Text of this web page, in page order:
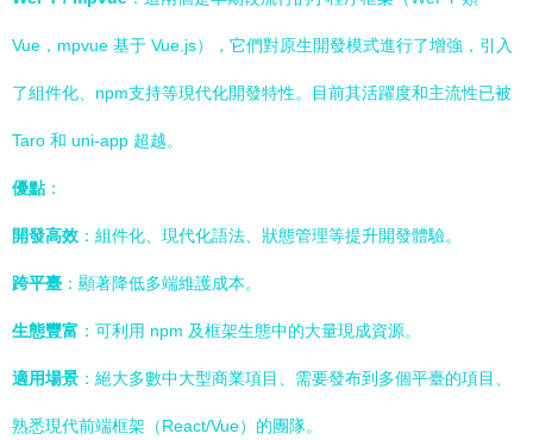
Vue，mpvue 基于 Vue.js），它們對原生開發模式進行了增強，引入
了組件化、npm支持等現代化開發特性。目前其活躍度和主流性已被
Taro 和 uni-app 超越。
優點：
開發高效 ：組件化、現代化語法、狀態管理等提升開發體驗。
跨平臺 ：顯著降低多端維護成本。
生態豐富 ：可利用 npm 及框架生態中的大量現成資源。
適用場景 ：絕大多數中大型商業項目、需要發布到多個平臺的項目、
熟悉現代前端框架（React/Vue）的團隊。